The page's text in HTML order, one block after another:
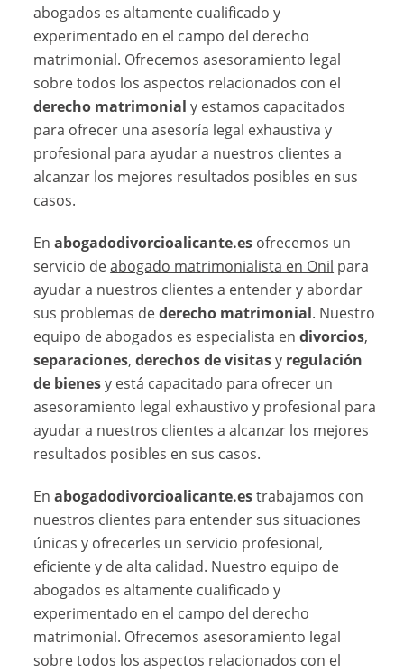
abogados es altamente cualificado y
experimentado en el campo del derecho
matrimonial. Ofrecemos asesoramiento legal
sobre todos los aspectos relacionados con el
derecho matrimonial y estamos capacitados
para ofrecer una asesoría legal exhaustiva y
profesional para ayudar a nuestros clientes a
alcanzar los mejores resultados posibles en sus
casos.
Enabogadodivorcioalicante.es ofrecemos un
servicio deabogado matrimonialista en Onil para
ayudar a nuestros clientes a entender y abordar
sus problemas dederecho matrimonial. Nuestro
equipo de abogados es especialista endivorcios,
separaciones,derechos de visitasy regulación
de bienesy está capacitado para ofrecer un
asesoramiento legal exhaustivo y profesional para
ayudar a nuestros clientes a alcanzar los mejores
resultados posibles en sus casos.
Enabogadodivorcioalicante.estrabajamos con
nuestros clientes para entender sus situaciones
únicas y ofrecerles un servicio profesional,
eficiente y de alta calidad. Nuestro equipo de
abogados es altamente cualificado y
experimentado en el campo del derecho
matrimonial. Ofrecemos asesoramiento legal
sobre todos los aspectos relacionados con el